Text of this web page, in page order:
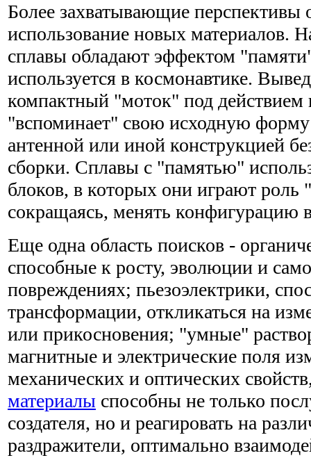
Более захватывающие перспективы
использование новых материалов.
сплавы обладают эффектом
используется в космонавтике.
компактный "моток" под действием
"вспоминает" свою исходную форму
антенной или иной конструкцией
сборки. Сплавы с "памятью"
блоков, в которых они играют
сокращаясь, менять конфигурацию
Еще одна область поисков -
способные к росту, эволюции и
повреждениях; пьезоэлектрики,
трансформации, откликаться на
или прикосновения; "умные"
магнитные и электрические поля
механических и оптических
материалы способны не только
создателя, но и реагировать на
раздражители, оптимально